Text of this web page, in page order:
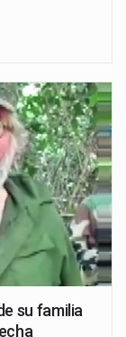
su familia